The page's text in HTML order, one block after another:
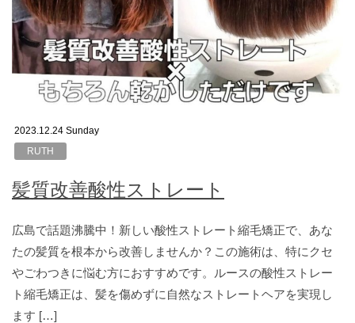
2023.12.24 Sunday
RUTH
髪質改善酸性ストレート
広島で話題沸騰中！新しい酸性ストレート縮毛矯正で、あな
たの髪質を根本から改善しませんか？この施術は、特にクセ
やごわつきに悩む方におすすめです。ルースの酸性ストレー
ト縮毛矯正は、髪を傷めずに自然なストレートヘアを実現し
ます […]